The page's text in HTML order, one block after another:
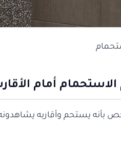
أمام
بأنه يستحم وأقاربه